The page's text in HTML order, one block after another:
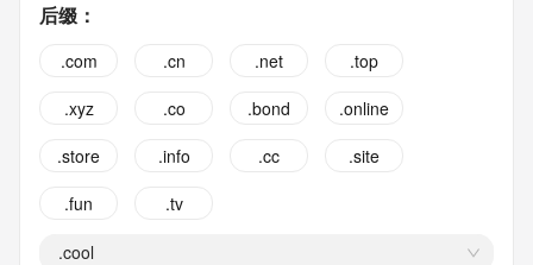
后缀 ：
.com .cn .net
.top
.xyz
.co .bond
.online
.store
.info .cc
.site
.fun
.tv
.cool